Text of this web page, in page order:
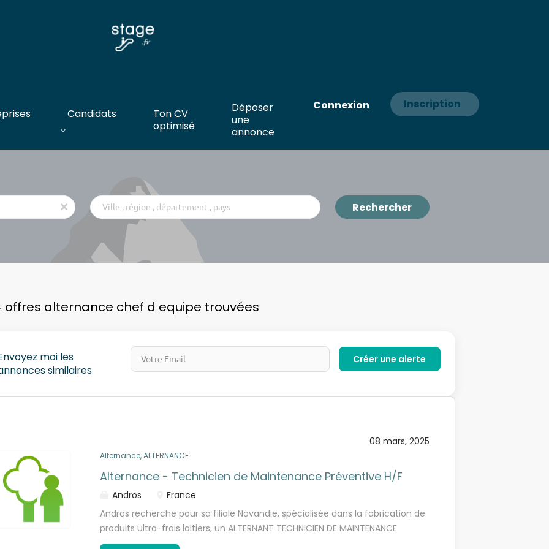
Connexion Inscription
Candidats
Ton CV
optimisé
Déposer
une
annonce
x
Ville
,
département
,
Rechercher
Rechercher
offres alternance chef d equipe trouvées
moi les
similaires
08 mars, 2025
Alternance, ALTERNANCE
Alternance - Technicien de Maintenance Préventive H/F
Andros
France
Andros recherche pour sa filiale Novandie, spécialisée dans la fabrication de
produits ultra-frais laitiers, un ALTERNANT TECHNICIEN DE MAINTENANCE
PREVENTIVE H/F Sous la responsabilité du Chef d'Equipe, et intégré à l'équipe